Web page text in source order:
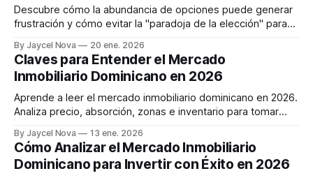
Descubre cómo la abundancia de opciones puede generar
frustración y cómo evitar la "paradoja de la elección" para
By Jaycel Nova 20 ene. 2026
Claves para Entender el Mercado
Inmobiliario Dominicano en 2026
Aprende a leer el mercado inmobiliario dominicano en 2026.
Analiza precio, absorción, zonas e inventario para tomar
By Jaycel Nova 13 ene. 2026
Cómo Analizar el Mercado Inmobiliario
Dominicano para Invertir con Éxito en 2026